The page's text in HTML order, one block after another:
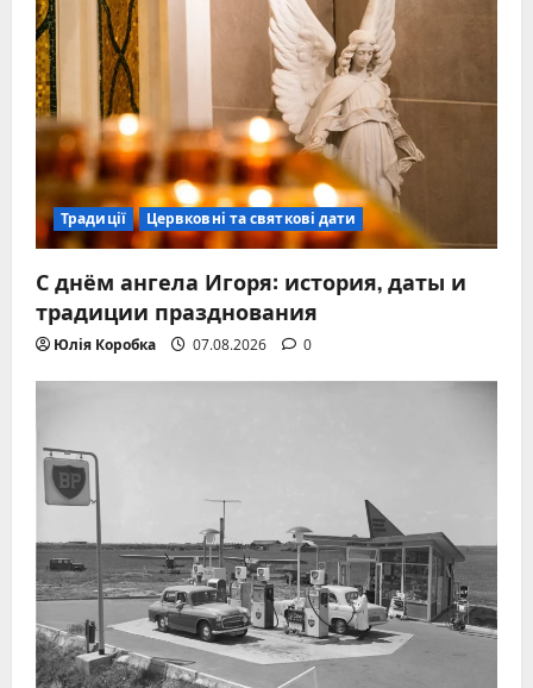
Традиції Цервковні та святкові дати
С днём ангела Игоря: история, даты и
традиции празднования
Юлія Коробка 07.08.2026 0